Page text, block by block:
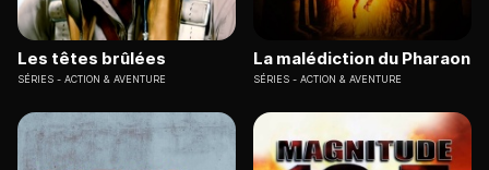
Les têtes brûlées
SÉRIES ACTION & AVENTURE
La malédiction du Pharaon
SÉRIES ACTION & AVENTURE